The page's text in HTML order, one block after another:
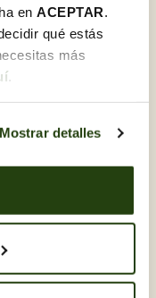
en ACEPTAR.
qué estás
más
.
Mostrar detalles